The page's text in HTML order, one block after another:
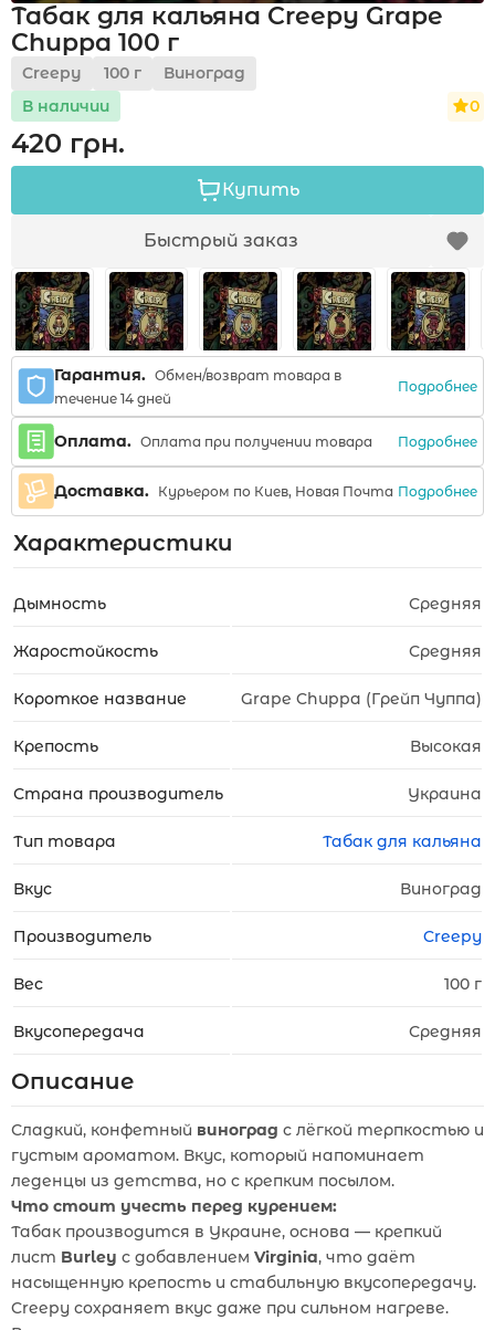
Укр Рус
Табак для кальяна Creepy Grape
Chuppa 100 г
Creepy 100 г
Виноград
В наличии
0
420 грн.
Купить
Быстрый заказ
Гарантия. Обмен/возврат товара в
течение 14 дней
Подробнее
Оплата. Оплата при получении товара Подробнее
Доставка. Курьером по Киев, Новая Почта Подробнее
Характеристики
Дымность Средняя
Жаростойкость Средняя
Короткое название Grape Chuppa (Грейп Чуппа)
Крепость Высокая
Страна производитель Украина
Тип товара Табак для кальяна
Вкус Виноград
Производитель Creepy
Вес 100 г
Вкусопередача Средняя
Описание
Сладкий, конфетный виноград с лёгкой терпкостью и
густым ароматом. Вкус, который напоминает
леденцы из детства, но с крепким посылом.
Что стоит учесть перед курением:
Табак производится в Украине, основа — крепкий
лист Burley с добавлением Virginia, что даёт
насыщенную крепость и стабильную вкусопередачу.
Creepy сохраняет вкус даже при сильном нагреве.